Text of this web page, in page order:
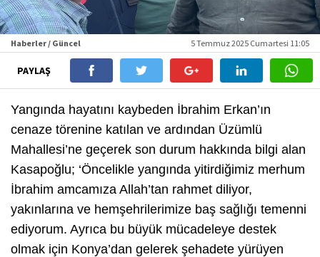
Haberler / Güncel 5 Temmuz 2025 Cumartesi 11:05
PAYLAŞ
Yangında hayatını kaybeden İbrahim Erkan’ın
cenaze törenine katılan ve ardından Üzümlü
Mahallesi’ne geçerek son durum hakkında bilgi alan
Kasapoğlu; ‘Öncelikle yangında yitirdiğimiz merhum
İbrahim amcamıza Allah’tan rahmet diliyor,
yakınlarına ve hemşehrilerimize baş sağlığı temenni
ediyorum. Ayrıca bu büyük mücadeleye destek
olmak için Konya’dan gelerek şehadete yürüyen